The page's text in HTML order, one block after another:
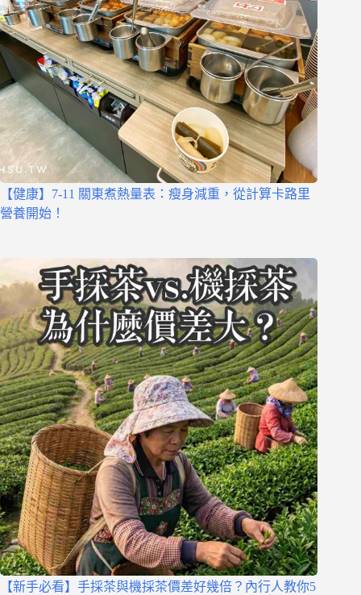
【健康】7-11 關東煮熱量表：瘦身減重，從計算卡路里
營養開始！
【新手必看】手採茶與機採茶價差好幾倍？內行人教你5